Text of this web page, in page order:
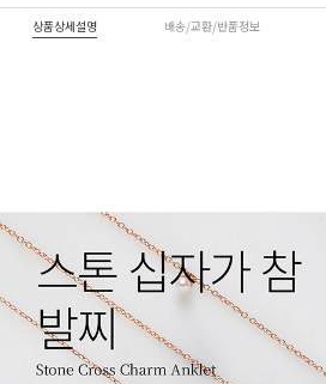
상품상세설명 배송/교환/반품정보